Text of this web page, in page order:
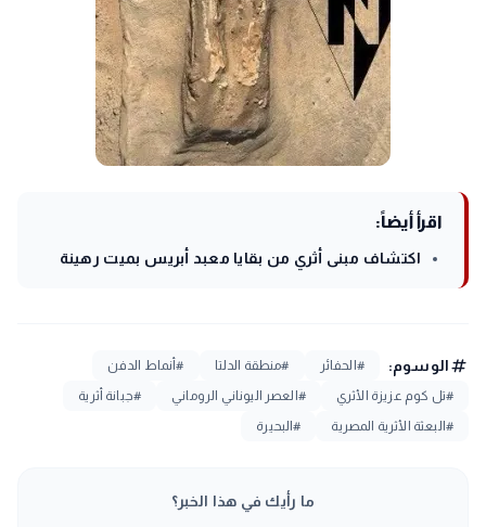
اقرأ أيضاً:
اكتشاف مبنى أثري من بقايا معبد أبريس بميت رهينة
tagالوسوم: #الحفائر #منطقة الدلتا
#أنماط الدفن
#تل كوم عزيزة الأثري
#العصر اليوناني الروماني
#جبانة أثرية
#البعثة الأثرية المصرية
#البحيرة
ما رأيك في هذا الخبر؟